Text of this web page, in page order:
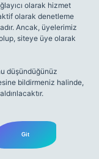
olarak hizmet
olarak denetleme
Ancak, üyelerimiz
siteye üye olarak
düşündüğünüz
bildirmeniz halinde,